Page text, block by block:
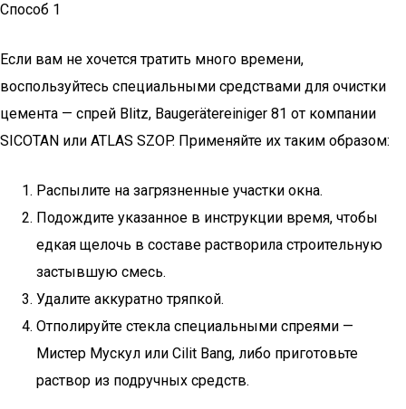
Способ 1
Если вам не хочется тратить много времени,
воспользуйтесь специальными средствами для очистки
цемента — спрей Blitz, Baugerätereiniger 81 от компании
SICOTAN или ATLAS SZOP. Применяйте их таким образом:
Распылите на загрязненные участки окна.
Подождите указанное в инструкции время, чтобы
едкая щелочь в составе растворила строительную
застывшую смесь.
Удалите аккуратно тряпкой.
Отполируйте стекла специальными спреями —
Мистер Мускул или Cilit Bang, либо приготовьте
раствор из подручных средств.